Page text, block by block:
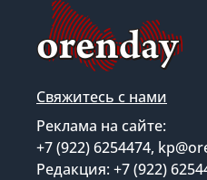
Свяжитесь с нами
Реклама на сайте:
+7 (922) 6254474,
Редакция: +7 (922)